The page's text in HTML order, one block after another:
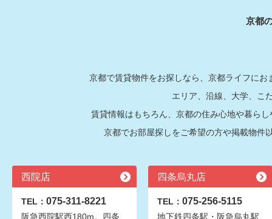
京都
京都で賃貸物件をお探しなら、京都ライフに
エリア、沿線、大学、こ
賃貸情報はもちろん、京都の住み心地や暮ら
京都でお部屋探しをご希望の方や掲載物件
西院店
TEL： 075-311-8221
阪急西院駅西180m。四条
四条烏丸店
TEL： 075-256-5115
地下鉄四条駅・阪急烏丸駅